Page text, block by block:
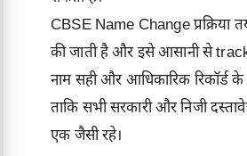
CBSE Name Change प्रक्रिया
की जाती है और इसे आसानी से
नाम सही और आधिकारिक रिकॉर्ड
ताकि सभी सरकारी और निजी
एक जैसी रहे।